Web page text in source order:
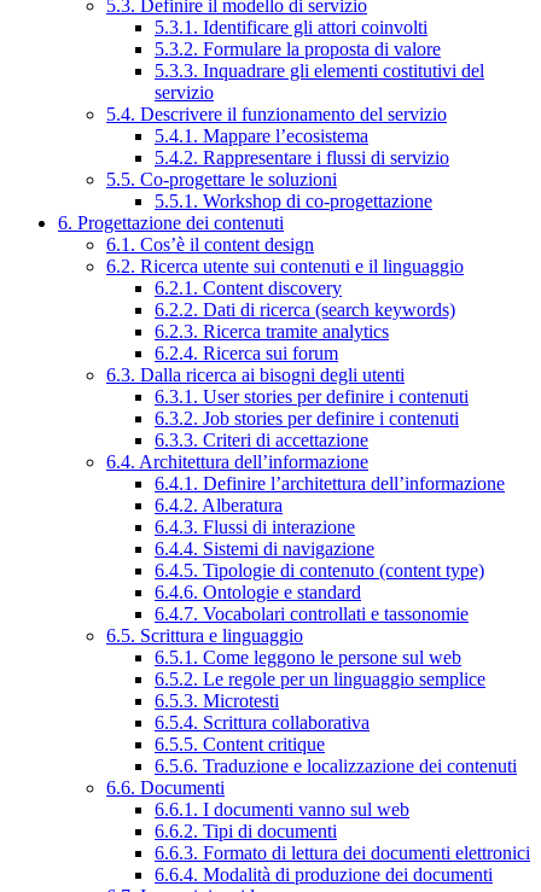
5.3. Definire il modello di servizio
5.3.1. Identificare gli attori coinvolti
5.3.2. Formulare la proposta di valore
5.3.3. Inquadrare gli elementi costitutivi del
servizio
5.4. Descrivere il funzionamento del servizio
5.4.1. Mappare l’ecosistema
5.4.2. Rappresentare i flussi di servizio
5.5. Co-progettare le soluzioni
5.5.1. Workshop di co-progettazione
6. Progettazione dei contenuti
6.1. Cos’è il content design
6.2. Ricerca utente sui contenuti e il linguaggio
6.2.1. Content discovery
6.2.2. Dati di ricerca (search keywords)
6.2.3. Ricerca tramite analytics
6.2.4. Ricerca sui forum
6.3. Dalla ricerca ai bisogni degli utenti
6.3.1. User stories per definire i contenuti
6.3.2. Job stories per definire i contenuti
6.3.3. Criteri di accettazione
6.4. Architettura dell’informazione
6.4.1. Definire l’architettura dell’informazione
6.4.2. Alberatura
6.4.3. Flussi di interazione
6.4.4. Sistemi di navigazione
6.4.5. Tipologie di contenuto (content type)
6.4.6. Ontologie e standard
6.4.7. Vocabolari controllati e tassonomie
6.5. Scrittura e linguaggio
6.5.1. Come leggono le persone sul web
6.5.2. Le regole per un linguaggio semplice
6.5.3. Microtesti
6.5.4. Scrittura collaborativa
6.5.5. Content critique
6.5.6. Traduzione e localizzazione dei contenuti
6.6. Documenti
6.6.1. I documenti vanno sul web
6.6.2. Tipi di documenti
6.6.3. Formato di lettura dei documenti elettronici
6.6.4. Modalità di produzione dei documenti